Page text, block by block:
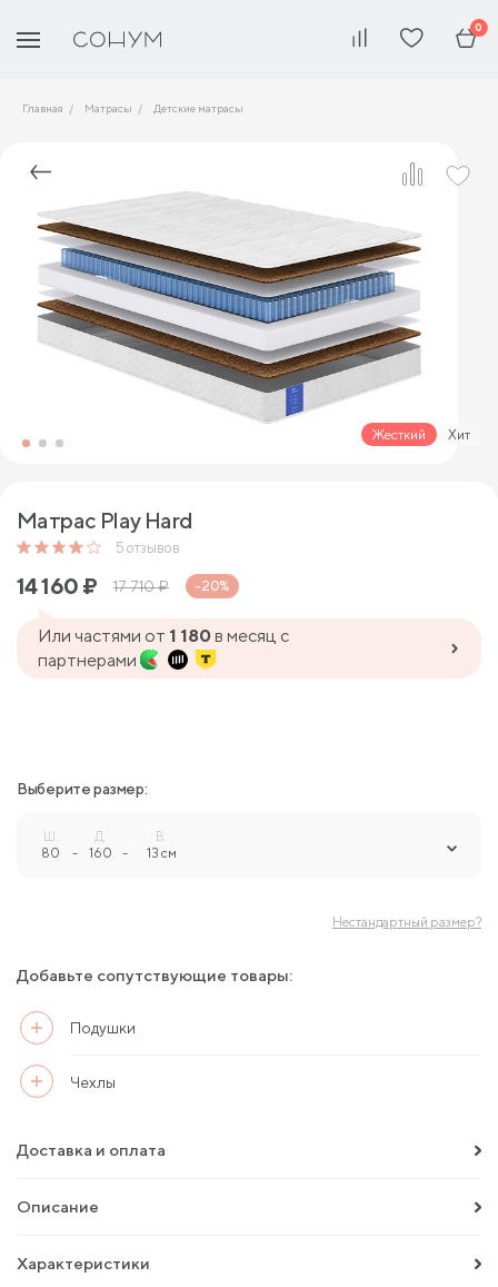
0
Главная Матрасы Детские матрасы
Жесткий Хит
Матрас Play Hard
5 отзывов
14 160 ₽ 17 710₽ -20%
Или частями от 1 180в месяц с
партнерами
Выберите размер:
Ш.
80 -
Д.
160 -
В.
13 см
Нестандартный размер?
Добавьте сопутствующие товары:
Подушки
Чехлы
Доставка и оплата
Описание
Характеристики